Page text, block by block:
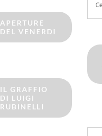
APERTURE
DEL VENERDI
IL GRAFFIO
DI LUIGI
RUBINELLI
per: